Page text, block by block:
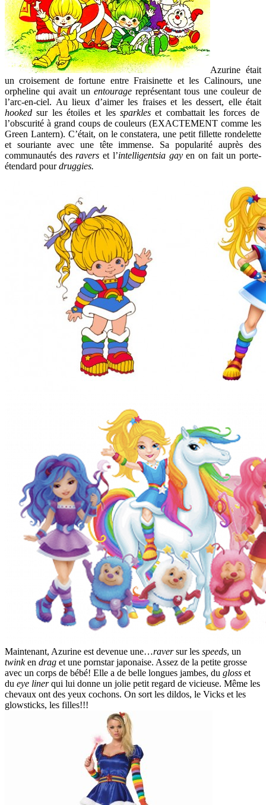
Azurine était
un croisement de fortune entre Fraisinette et les Calinours, une
orpheline qui avait un entouragereprésentant tous une couleur de
l’arc-en-ciel. Au lieux d’aimer les fraises et les dessert, elle était
hooked sur les étoiles et les sparkles et combattait les forces de
l’obscurité à grand coups de couleurs (EXACTEMENT comme les
Green Lantern). C’était, on le constatera, une petit fillette rondelette
et souriante avec une tête immense. Sa popularité auprès des
communautés desraverset l’intelligentsia gayen on fait un porte-
étendard pourdruggies.
Maintenant, Azurine est devenue une…raversur les speeds, un
twinken drag et une pornstar japonaise. Assez de la petite grosse
avec un corps de bébé! Elle a de belle longues jambes, du gloss et
du eye linerqui lui donne un jolie petit regard de vicieuse. Même les
chevaux ont des yeux cochons. On sort les dildos, le Vicks et les
glowsticks, les filles!!!